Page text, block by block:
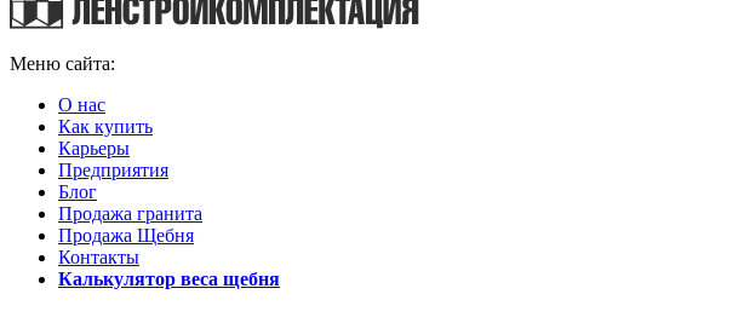
Меню сайта:
О нас
Как купить
Карьеры
Предприятия
Блог
Продажа гранита
Продажа Щебня
Контакты
Калькулятор веса щебня